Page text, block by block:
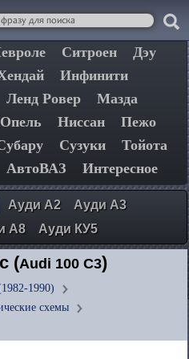
Ситроен
Дэу
Инфинити
Ленд Ровер
Мазда
Опель Ниссан
Пежо
Сузуки
Тойота
АвтоВАЗ Интересное
Ауди А2
Ауди А3
А8 Ауди КУ5
(Audi 100 C3)
1990)
схемы